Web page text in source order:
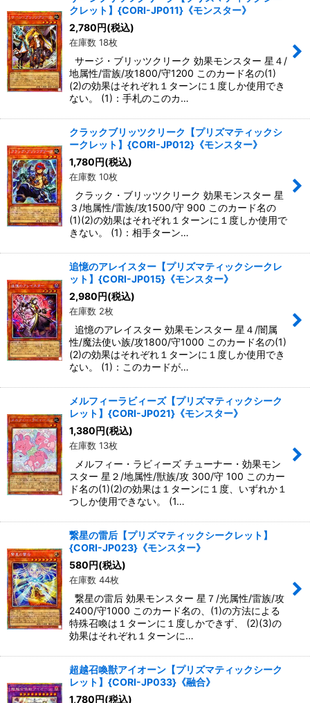
クレット】{CORI-JP011}《モンスター》
2,780円(税込)
在庫数 18枚
サージ・ブリッツクリーク 効果モンスター 星４/
地属性/雷族/攻1800/守1200 このカード名の(1)
(2)の効果はそれぞれ１ターンに１度しか使用でき
ない。 (1)：手札のこのカ…
クラックブリッツクリーク【プリズマティックシ
ークレット】{CORI-JP012}《モンスター》
1,780円(税込)
在庫数 10枚
クラック・ブリッツクリーク 効果モンスター 星
３/地属性/雷族/攻1500/守 900 このカード名の
(1)(2)の効果はそれぞれ１ターンに１度しか使用で
きない。 (1)：相手ターン…
追憶のアレイスター【プリズマティックシークレ
ット】{CORI-JP015}《モンスター》
2,980円(税込)
在庫数 2枚
追憶のアレイスター 効果モンスター 星４/闇属
性/魔法使い族/攻1800/守1000 このカード名の(1)
(2)の効果はそれぞれ１ターンに１度しか使用でき
ない。 (1)：このカードが…
メルフィーラビィーズ【プリズマティックシーク
レット】{CORI-JP021}《モンスター》
1,380円(税込)
在庫数 13枚
メルフィー・ラビィーズ チューナー・効果モン
スター 星２/地属性/獣族/攻 300/守 100 このカー
ド名の(1)(2)の効果は１ターンに１度、いずれか１
つしか使用できない。 (1…
繋星の雷后【プリズマティックシークレット】
{CORI-JP023}《モンスター》
580円(税込)
在庫数 44枚
繋星の雷后 効果モンスター 星７/光属性/雷族/攻
2400/守1000 このカード名の、(1)の方法による
特殊召喚は１ターンに１度しかできず、 (2)(3)の
効果はそれぞれ１ターンに…
超越召喚獣アイオーン【プリズマティックシーク
レット】{CORI-JP033}《融合》
1,780円(税込)